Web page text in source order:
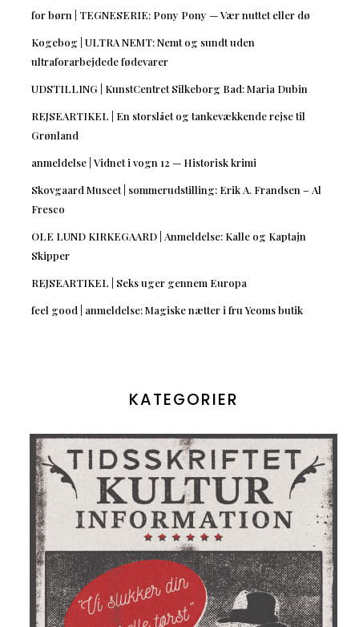
for børn | TEGNESERIE: Pony Pony — Vær nuttet eller dø
Kogebog | ULTRA NEMT: Nemt og sundt uden
ultraforarbejdede fødevarer
UDSTILLING | KunstCentret Silkeborg Bad: Maria Dubin
REJSEARTIKEL | En storslået og tankevækkende rejse til
Grønland
anmeldelse | Vidnet i vogn 12 — Historisk krimi
Skovgaard Museet | sommerudstilling: Erik A. Frandsen – Al
Fresco
OLE LUND KIRKEGAARD | Anmeldelse: Kalle og Kaptajn
Skipper
REJSEARTIKEL | Seks uger gennem Europa
feel good | anmeldelse: Magiske nætter i fru Yeoms butik
KATEGORIER